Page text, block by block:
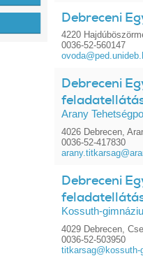
Debreceni
4220
0036-52-560147
Debreceni
Arany
4026 Debrecen,
0036-52-417830
Debreceni
Kossuth-
4029 Debrecen,
0036-52-503950
titkarsag@kossuth-